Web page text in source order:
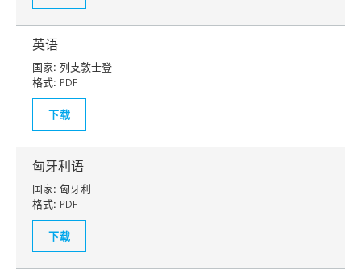
英语
国家: 列支敦士登
格式: PDF
下载
匈牙利语
国家: 匈牙利
格式: PDF
下载